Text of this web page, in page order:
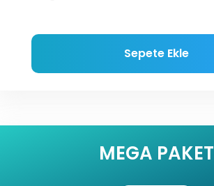
Sepete Ekle
MEGA PAKET